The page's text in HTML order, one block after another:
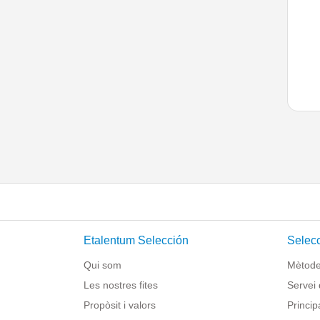
Etalentum Selección
Qui som
Les nostres fites
Propòsit i valors
Servei